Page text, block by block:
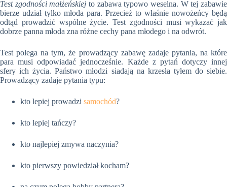
Test zgodności małżeńskiej to zabawa typowo weselna. W tej zabawie
bierze udział tylko młoda para. Przecież to właśnie nowożeńcy będą
odtąd prowadzić wspólne życie. Test zgodności musi wykazać jak
dobrze panna młoda zna różne cechy pana młodego i na odwrót.
Test polega na tym, że prowadzący zabawę zadaje pytania, na które
para musi odpowiadać jednocześnie. Każde z pytań dotyczy innej
sfery ich życia. Państwo młodzi siadają na krzesła tyłem do siebie.
Prowadzący zadaje pytania typu:
kto lepiej prowadzi samochód?
kto lepiej tańczy?
kto najlepiej zmywa naczynia?
kto pierwszy powiedział kocham?